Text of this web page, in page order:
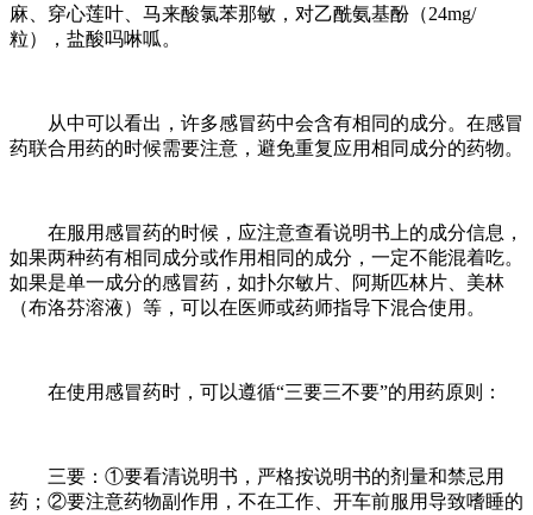
麻、穿心莲叶、马来酸氯苯那敏，对乙酰氨基酚（24mg/
粒），盐酸吗啉呱。
从中可以看出，许多感冒药中会含有相同的成分。在感冒
药联合用药的时候需要注意，避免重复应用相同成分的药物。
在服用感冒药的时候，应注意查看说明书上的成分信息，
如果两种药有相同成分或作用相同的成分，一定不能混着吃。
如果是单一成分的感冒药，如扑尔敏片、阿斯匹林片、美林
（布洛芬溶液）等，可以在医师或药师指导下混合使用。
在使用感冒药时，可以遵循“三要三不要”的用药原则：
三要：①要看清说明书，严格按说明书的剂量和禁忌用
药；②要注意药物副作用，不在工作、开车前服用导致嗜睡的